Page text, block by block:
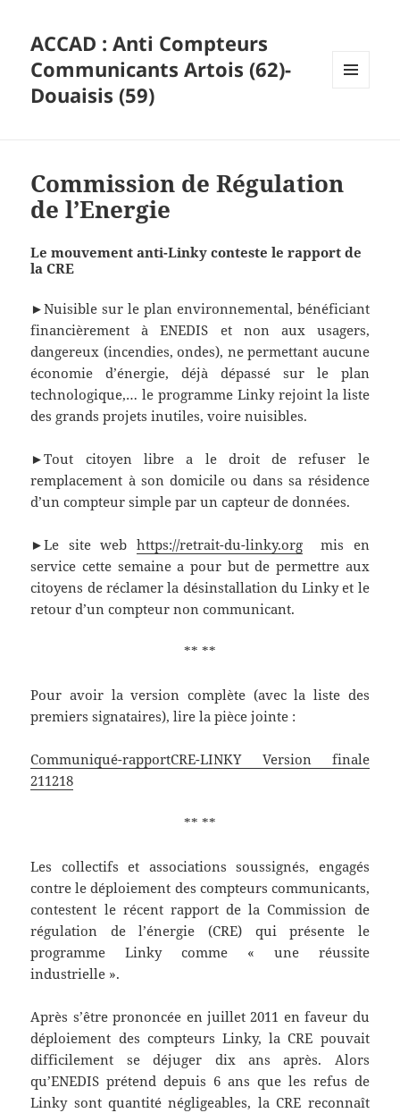
ACCAD : Anti Compteurs
Communicants Artois (62)-
Douaisis (59)
Commission de Régulation
de l’Energie
Le mouvement anti-Linky conteste le rapport de
la CRE
►Nuisible sur le plan environnemental, bénéficiant
financièrement à ENEDIS et non aux usagers,
dangereux (incendies, ondes), ne permettant aucune
économie d’énergie, déjà dépassé sur le plan
technologique,… le programme Linky rejoint la liste
des grands projets inutiles, voire nuisibles.
►Tout citoyen libre a le droit de refuser le
remplacement à son domicile ou dans sa résidence
d’un compteur simple par un capteur de données.
►Le site web https://retrait-du-linky.orgmis en
service cette semaine a pour but de permettre aux
citoyens de réclamer la désinstallation du Linky et le
retour d’un compteur non communicant.
** **
Pour avoir la version complète (avec la liste des
premiers signataires), lire la pièce jointe :
Communiqué-rapportCRE-LINKY Version finale
211218
** **
Les collectifs et associations soussignés, engagés
contre le déploiement des compteurs communicants,
contestent le récent rapport de la Commission de
régulation de l’énergie (CRE) qui présente le
programme Linky comme « une réussite
industrielle ».
Après s’être prononcée en juillet 2011 en faveur du
déploiement des compteurs Linky, la CRE pouvait
difficilement se déjuger dix ans après. Alors
qu’ENEDIS prétend depuis 6 ans que les refus de
Linky sont quantité négligeables, la CRE reconnaît